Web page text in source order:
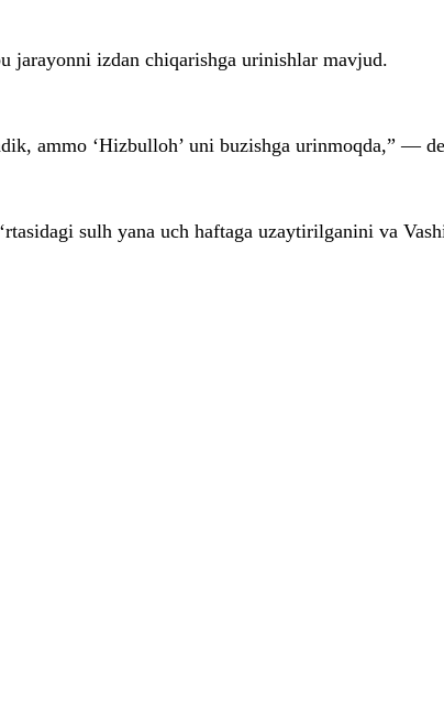
jarayonni izdan chiqarishga urinishlar mavjud.
ammo ‘Hizbulloh’ uni buzishga urinmoqda,” —
sulh yana uch haftaga uzaytirilganini va